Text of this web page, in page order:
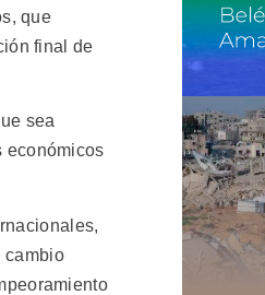
que
final de
sea
económicos
cambio